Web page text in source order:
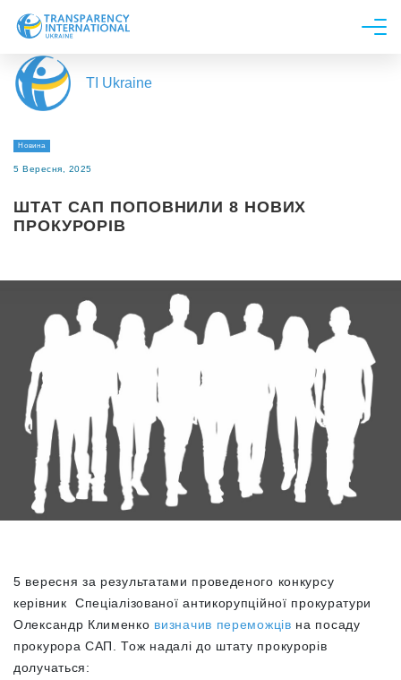
Про нас
Новини
Напрями роботи
Долучитися
TI Ukraine
Новина
5 Вересня, 2025
ШТАТ САП ПОПОВНИЛИ 8 НОВИХ
ПРОКУРОРІВ
5 вересня за результатами проведеного конкурсу
керівник Спеціалізованої антикорупційної прокуратури
Олександр Клименко визначив переможців на посаду
прокурора САП. Тож надалі до штату прокурорів
долучаться: